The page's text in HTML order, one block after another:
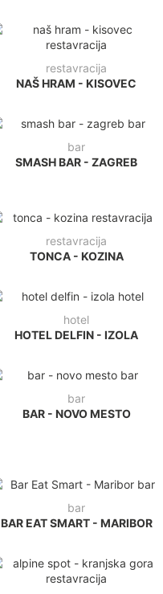
restavracija
NAŠ HRAM - KISOVEC
bar
SMASH BAR - ZAGREB
restavracija
TONCA - KOZINA
hotel
HOTEL DELFIN - IZOLA
bar
BAR - NOVO MESTO
bar
BAR EAT SMART - MARIBOR